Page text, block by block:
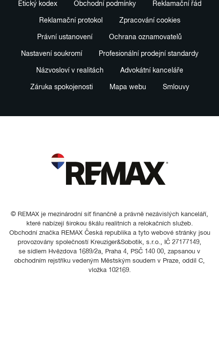
Etický kodex Obchodní podmínky Reklamační řád
Reklamační protokol Zpracování cookies
Právní ustanovení Ochrana oznamovatelů
Nastavení soukromí Profesionální prodejní standardy
Názvosloví v realitách Advokátní kanceláře
Záruka spokojenosti Mapa webu Smlouvy
© REMAX je mezinárodní síť finančně a právně nezávislých kanceláří,
které nabízejí širokou škálu realitních a relokačních služeb.
Obchodní značka REMAX Česká republika a tyto webové stránky jsou
provozovány společností Kreuziger&Sobotik, s.r.o., IČ 27177149,
se sídlem Hvězdova 1689/2a, Praha 4, PSČ 140 00, zapsanou v
obchodním rejstříku vedeným Městským soudem v Praze, oddíl C,
vložka 102169.